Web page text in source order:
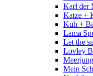
Karl der
Katze +
Kuh +
Lama
Let the
Lovley
Mein